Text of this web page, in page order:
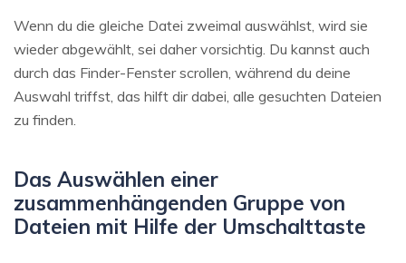
Wenn du die gleiche Datei zweimal auswählst, wird sie
wieder abgewählt, sei daher vorsichtig. Du kannst auch
durch das Finder-Fenster scrollen, während du deine
Auswahl triffst, das hilft dir dabei, alle gesuchten Dateien
zu finden.
Das Auswählen einer
zusammenhängenden Gruppe von
Dateien mit Hilfe der Umschalttaste